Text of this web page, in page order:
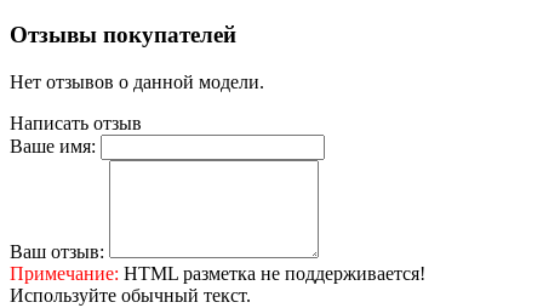
Отзывы покупателей
Нет отзывов о данной модели.
Написать отзыв
Ваше имя:
Ваш отзыв:
Примечание: HTML разметка не поддерживается!
Используйте обычный текст.